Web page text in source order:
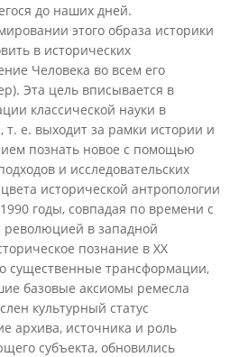
до наших дней.
этого образа историки
в исторических
Человека во всем его
Эта цель вписывается в
классической науки в
т. е. выходит за рамки истории и
познать новое с помощью
и исследовательских
исторической антропологии
годы, совпадая по времени с
революцией в западной
познание в XX
существенные трансформации,
базовые аксиомы ремесла
культурный статус
архива, источника и роль
субъекта, обновились